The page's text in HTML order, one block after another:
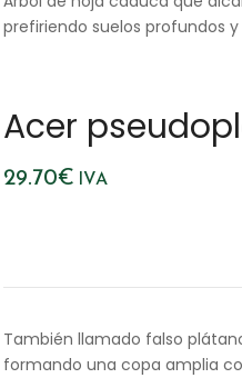
prefiriendo suelos profundos
Acer
29.70€ IVA
También llamado falso
formando una copa amplia